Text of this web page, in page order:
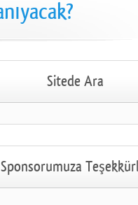
Sitede Ara
Sponsorumuza